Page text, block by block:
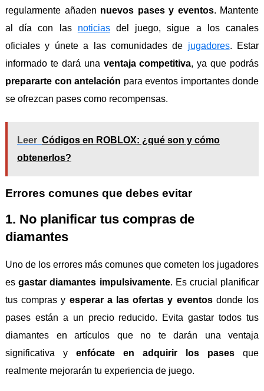
regularmente añaden nuevos pases y eventos. Mantente
al día con las noticiasdel juego, sigue a los canales
oficiales y únete a las comunidades de jugadores. Estar
informado te dará una ventaja competitiva, ya que podrás
prepararte con antelación para eventos importantes donde
se ofrezcan pases como recompensas.
Leer Códigos en ROBLOX: ¿qué son y cómo
obtenerlos?
Errores comunes que debes evitar
1. No planificar tus compras de
diamantes
Uno de los errores más comunes que cometen los jugadores
esgastar diamantes impulsivamente. Es crucial planificar
tus compras y esperar a las ofertas y eventosdonde los
pases están a un precio reducido. Evita gastar todos tus
diamantes en artículos que no te darán una ventaja
significativa y enfócate en adquirir los pases que
realmente mejorarán tu experiencia de juego.